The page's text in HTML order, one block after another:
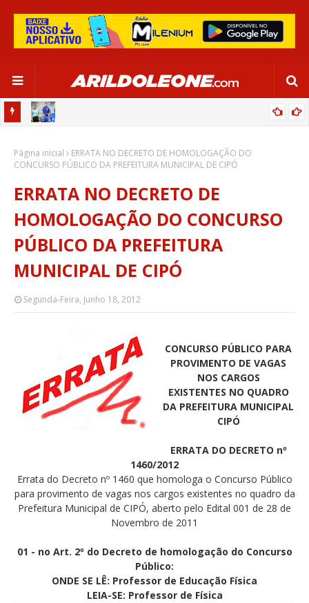
SALVADOR
Página inicial
ERRATA NO DECRETO DE HOMOLOGAÇÃO DO
CONCURSO PÚBLICO DA PREFEITURA MUNICIPAL DE CIPÓ
ERRATA NO DECRETO DE
HOMOLOGAÇÃO DO CONCURSO
PÚBLICO DA PREFEITURA
MUNICIPAL DE CIPÓ
Segunda-Feira, Junho 18, 2012
CONCURSO PÚBLICO PARA
PROVIMENTO DE VAGAS
NOS CARGOS
EXISTENTES NO QUADRO
DA PREFEITURA MUNICIPAL
CIPÓ
ERRATA DO DECRETO nº
1460/2012
Errata do Decreto nº 1460 que homologa o Concurso Público
para provimento de vagas nos cargos existentes no quadro da
Prefeitura Municipal de CIPÓ, aberto pelo Edital 001 de 28 de
Novembro de 2011
01 - no Art. 2º do Decreto de homologação do Concurso
Público:
ONDE SE LÊ: Professor de Educação Física
LEIA-SE: Professor de Física